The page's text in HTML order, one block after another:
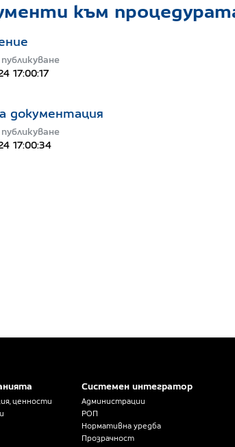
към
17:00:17
документация
17:00:34
ценности
Системен интегратор
Администрации
РОП
Нормативна уредба
Прозрачност